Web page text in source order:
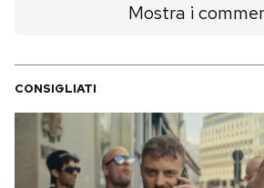
Mostra i
CONSIGLIATI